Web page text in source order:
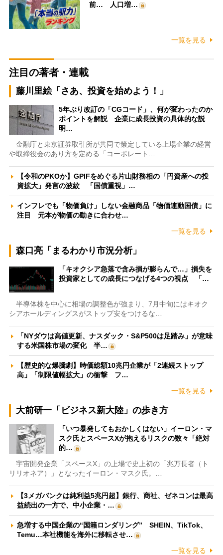
前… 人口増…
一覧を見る
注目の著者・連載
藤川里絵「さあ、投資を始めよう！」
5年ぶり改訂の「CGコード」、何が変わったのか
ポイントを解説 企業に成長投資の具体的な説
明…
金融庁と東京証券取引所が共同で策定している上場企業の経営
や取締役会のあり方を定める「コーポレート…
【令和のPKOか】GPIFをめぐる片山財務相の「円資産への投
資拡大」発言の波紋 「国債重視」…
インフレでも「物価負け」しない金融商品「物価連動国債」に
注目 元本が物価の動きに合わせ…
一覧を見る
森口亮「まるわかり市況分析」
「キオクシア急落で含み損が膨らんで…」損失を
投資家としての成長につなげる4つの視点 「…
半導体株を中心に相場の調整色が強まり、7月中旬にはキオク
シアホールディングスがストップ安をつけるな…
「NYダウは高値更新、ナスダック・S&P500は足踏み」が意味
する米国株市場の変化 半…
【歴史的な爆騰劇】時価総額10兆円企業が「2連続ストップ
高」「制限値幅拡大」の衝撃 フ…
一覧を見る
大前研一「ビジネス新大陸」の歩き方
「いつ暴発してもおかしくはない」イーロン・マ
スク氏とスペースXが抱えるリスクの数々「絶対
的…
宇宙開発企業「スペースX」の上場で史上初の「兆万長者（ト
リリオネア）」となったイーロン・マスク氏。…
【3メガバンクは純利益5兆円超】銀行、商社、ゼネコンは最高
益続出の一方で、中小企業・…
急増する中国企業の“国籍ロンダリング” SHEIN、TikTok、
Temu…本社機能を海外に移転させ…
一覧を見る